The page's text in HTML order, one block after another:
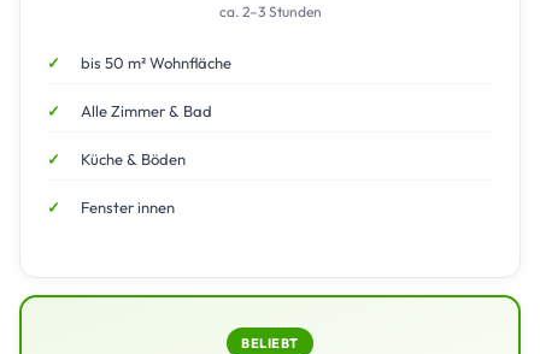
ca. 2–3 Stunden
bis 50 m² Wohnfläche
Alle Zimmer & Bad
Küche & Böden
Fenster innen
BELIEBT